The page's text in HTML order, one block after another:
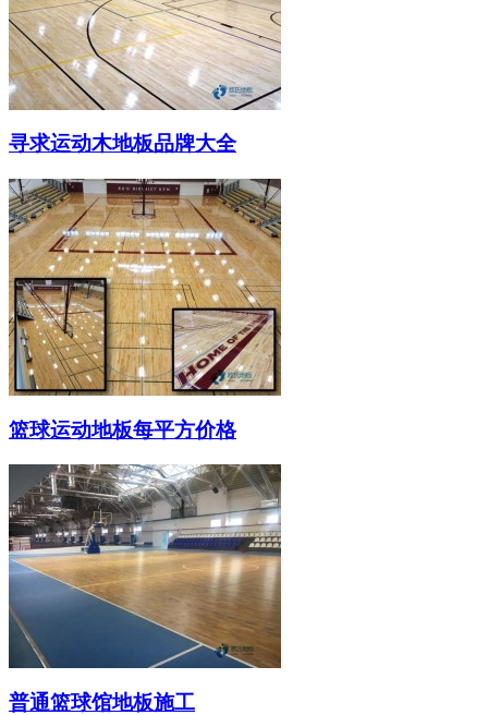
寻求运动木地板品牌大全
篮球运动地板每平方价格
普通篮球馆地板施工